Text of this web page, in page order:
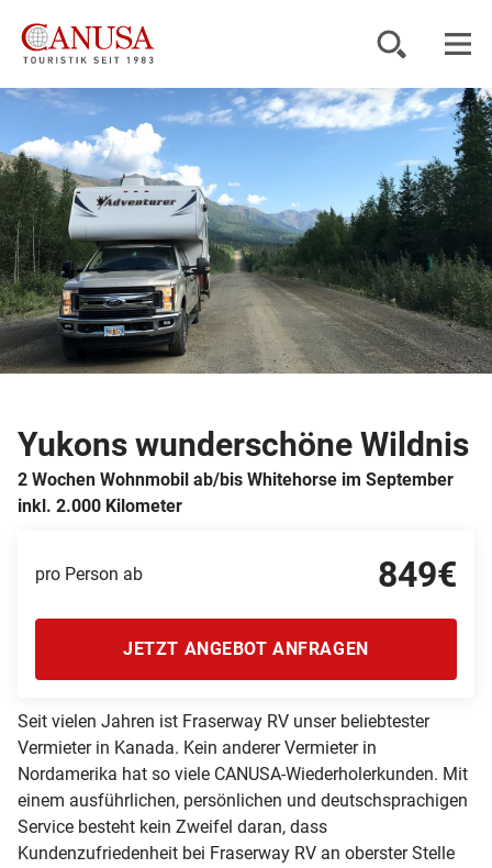
Reiseziele
Reisearten
Inspiration
Service
Yukons wunderschöne Wildnis
2 Wochen Wohnmobil ab/bis Whitehorse im September
inkl. 2.000 Kilometer
pro Person ab 849€
JETZT ANGEBOT ANFRAGEN
Seit vielen Jahren ist Fraserway RV unser beliebtester
Vermieter in Kanada. Kein anderer Vermieter in
Nordamerika hat so viele CANUSA-Wiederholerkunden. Mit
einem ausführlichen, persönlichen und deutschsprachigen
Service besteht kein Zweifel daran, dass
Kundenzufriedenheit bei Fraserway RV an oberster Stelle